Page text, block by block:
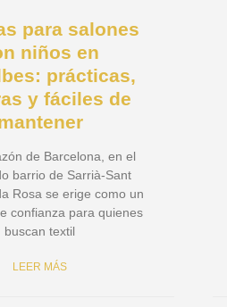
para salones
niños en
prácticas,
y fáciles de
de Barcelona, en el
barrio de Sarrià-Sant
Rosa se erige como un
confianza para quienes
buscan textil
LEER MÁS